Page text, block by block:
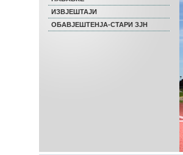
ИЗВЈЕШТАЈИ
ОБАВЈЕШТЕНЈА-СТАРИ ЗЈН